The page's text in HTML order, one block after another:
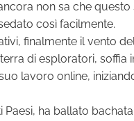
non sa che questo
così facilmente.
finalmente il vento
di esploratori, soffia
lavoro online,
ha ballato